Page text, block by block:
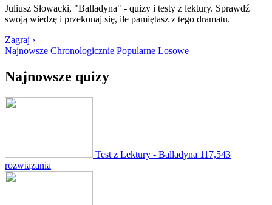
Juliusz Słowacki, "Balladyna" - quizy i testy z lektury. Sprawdź
swoją wiedzę i przekonaj się, ile pamiętasz z tego dramatu.
Zagraj ›
Najnowsze Chronologicznie Popularne Losowe
Najnowsze quizy
Test z Lektury - Balladyna 117,543
rozwiązania